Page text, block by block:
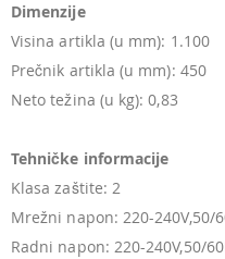
Dimenzije
Visina artikla (u mm): 1.100
Prečnik artikla (u mm): 450
Neto težina (u kg): 0,83
Tehničke informacije
Klasa zaštite: 2
Mrežni napon: 220-240V,50/
Radni napon: 220-240V,50/